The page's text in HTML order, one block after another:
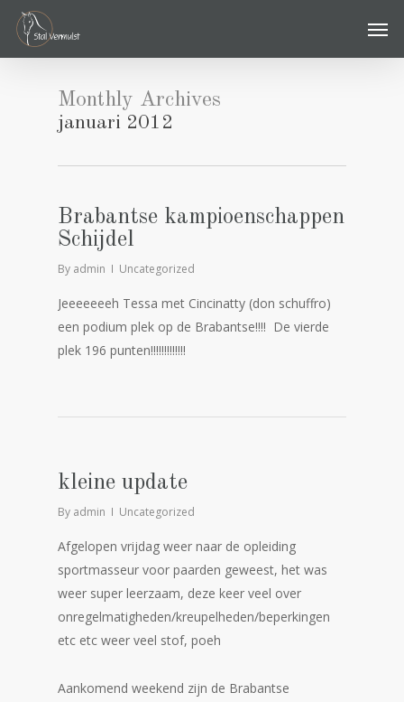
Skip
main
Monthly Archives
januari 2012
Brabantse kampioenschappen
Schijdel
By admin Uncategorized
Jeeeeeeeh Tessa met Cincinatty (don schuffro)
een podium plek op de Brabantse!!!! De vierde
plek 196 punten!!!!!!!!!!!!!
kleine update
By admin Uncategorized
Afgelopen vrijdag weer naar de opleiding
sportmasseur voor paarden geweest, het was
weer super leerzaam, deze keer veel over
onregelmatigheden/kreupelheden/beperkingen
etc etc weer veel stof, poeh
Aankomend weekend zijn de Brabantse